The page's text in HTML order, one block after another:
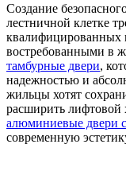
Создание
лестничной клетке
квалифицированных
востребованными в
тамбурные двери,
надежностью и
жильцы хотят
расширить
алюминиевые двери
современную